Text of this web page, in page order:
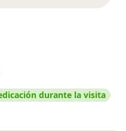
durante la visita